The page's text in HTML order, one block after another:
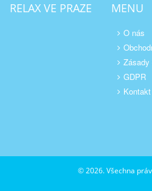
RELAX VE PRAZE MENU
O nás
Zásady
GDPR
Kontakt
© 2026. Všechna